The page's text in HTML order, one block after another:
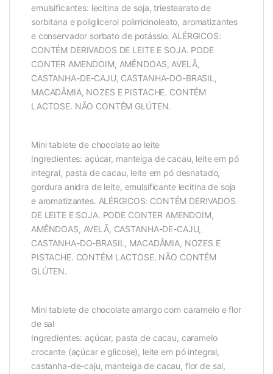
emulsificantes: lecitina de soja, triestearato de
sorbitana e poliglicerol polirricinoleato, aromatizantes
e conservador sorbato de potássio. ALÉRGICOS:
CONTÉM DERIVADOS DE LEITE E SOJA. PODE
CONTER AMENDOIM, AMÊNDOAS, AVELÃ,
CASTANHA-DE-CAJU, CASTANHA-DO-BRASIL,
MACADÂMIA, NOZES E PISTACHE. CONTÉM
LACTOSE. NÃO CONTÉM GLÚTEN.
Mini tablete de chocolate ao leite
Ingredientes: açúcar, manteiga de cacau, leite em pó
integral, pasta de cacau, leite em pó desnatado,
gordura anidra de leite, emulsificante lecitina de soja
e aromatizantes. ALÉRGICOS: CONTÉM DERIVADOS
DE LEITE E SOJA. PODE CONTER AMENDOIM,
AMÊNDOAS, AVELÃ, CASTANHA-DE-CAJU,
CASTANHA-DO-BRASIL, MACADÂMIA, NOZES E
PISTACHE. CONTÉM LACTOSE. NÃO CONTÉM
GLÚTEN.
Mini tablete de chocolate amargo com caramelo e flor
de sal
Ingredientes: açúcar, pasta de cacau, caramelo
crocante (açúcar e glicose), leite em pó integral,
castanha-de-caju, manteiga de cacau, flor de sal,